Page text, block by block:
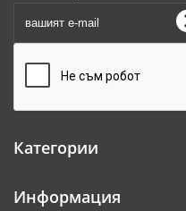
Категории
Информация